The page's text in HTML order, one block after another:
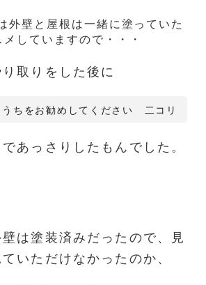
外壁と屋根は一緒に塗っていた
していますので・・・
取りをした後に
ちをお勧めしてください 二コリ
あっさりしたもんでした。
は塗装済みだったので、見
いただけなかったのか、